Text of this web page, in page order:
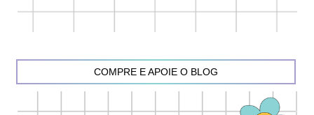
COMPRE E APOIE O BLOG